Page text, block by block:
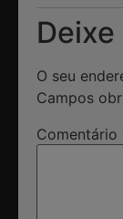
O seu
Campos
Comentário